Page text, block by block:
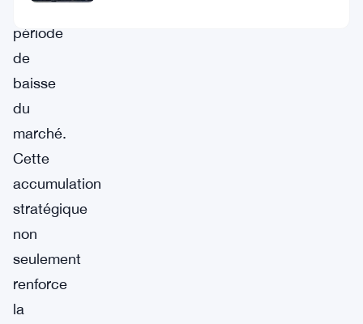
période
de
baisse
du
marché.
Cette
accumulation
stratégique
non
seulement
renforce
la